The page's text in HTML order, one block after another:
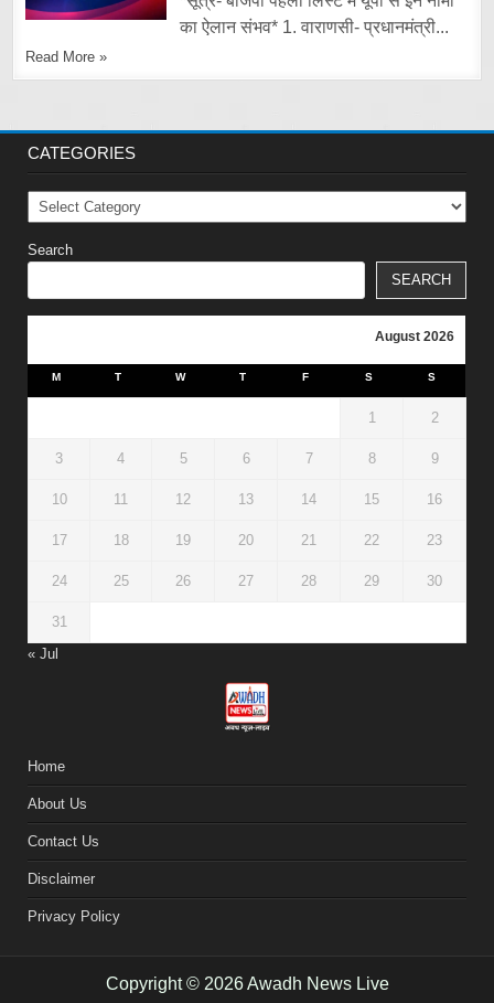
का ऐलान संभव* 1. वाराणसी- प्रधानमंत्री...
Read More »
CATEGORIES
Categories
Search
SEARCH
August 2026
M T W T F S S
1 2
3 4 5 6 7 8 9
10 11 12 13 14 15 16
17 18 19 20 21 22 23
24 25 26 27 28 29 30
31
« Jul
Home
About Us
Contact Us
Disclaimer
Privacy Policy
Copyright © 2026 Awadh News Live